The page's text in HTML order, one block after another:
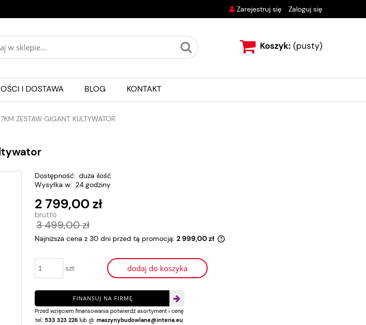
Zarejestruj się Zaloguj się
Koszyk: (pusty)
I DOSTAWA BLOG KONTAKT
ZESTAW GIGANT KULTYWATOR
Dostępność: duża ilość
Wysyłka w: 24 godziny
2 799,00 zł
3 499,00 zł
Najniższa cena z 30 dni przed tą promocją: 2 999,00 zł
Jeżeli produkt jest sprzedawany krócej niż
30 dni, wyświetlana jest najniższa cena od
momentu, kiedy produkt pojawił się w
sprzedaży.
szt dodaj do koszyka
FINANSUJ NA FIRMĘ
Przed wzięciem finansowania potwierdź asortyment i cenę
tel.: 533 323 226lub @: maszynybudowlane@interia.eu